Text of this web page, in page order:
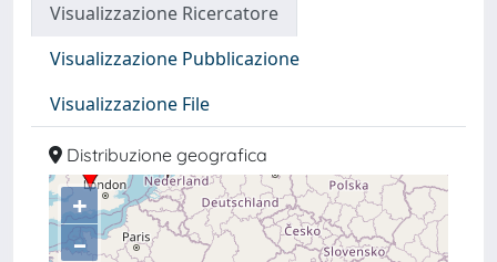
Visualizzazione Ricercatore
Visualizzazione Pubblicazione
Visualizzazione File
Distribuzione geografica
+
–